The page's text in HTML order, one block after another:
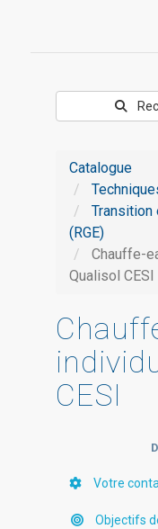
Catalogue
(RGE)
Chauffe-
Qualisol CESI
CESI
Votre
Objectifs